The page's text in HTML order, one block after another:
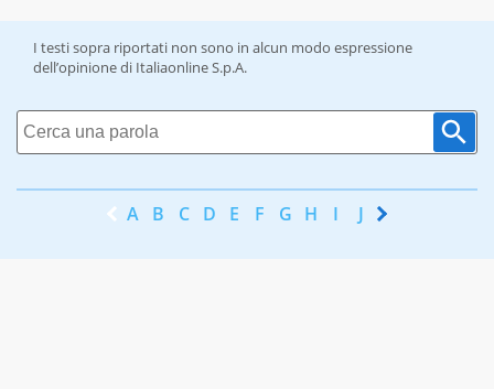
I testi sopra riportati non sono in alcun modo espressione
dell’opinione di Italiaonline S.p.A.
A B C D E F G H I J K